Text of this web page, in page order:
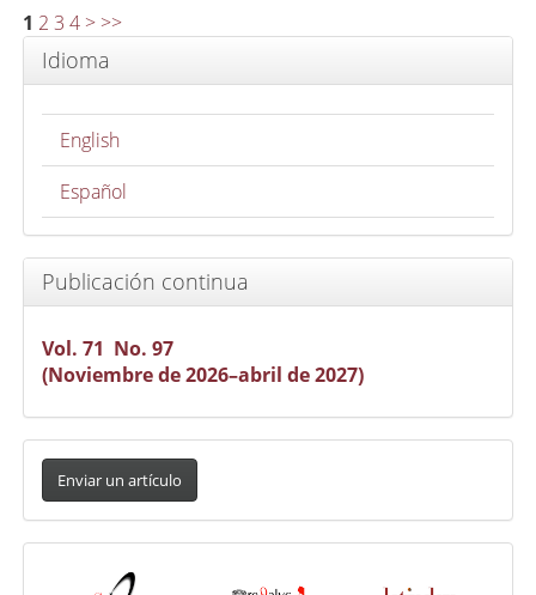
1 2 3 4 > >>
Idioma
English
Español
Publicación continua
Vol. 71 No. 97
(Noviembre de 2026–abril de 2027)
Enviar
artículo
Enviar un artículo
Indexada